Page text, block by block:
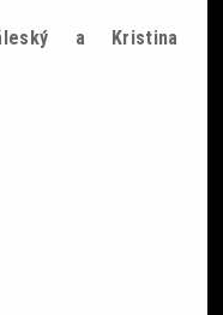
a Kristina